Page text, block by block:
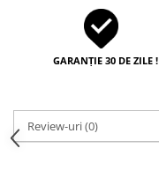
GARANȚIE 30 DE ZILE !
Review-uri(0)